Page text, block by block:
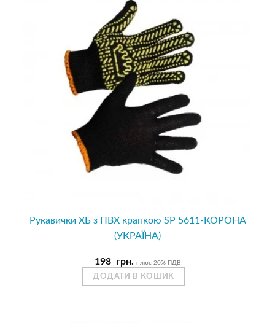
Рукавички ХБ з ПВХ крапкою SP 5611-КОРОНА
(УКРАЇНА)
198 грн. плюс 20% ПДВ
ДОДАТИ В КОШИК